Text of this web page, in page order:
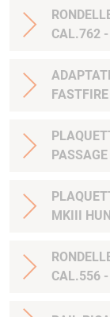
CAL.762
PLAQUETTE BOIS AVEC
MKIII
CAL.556